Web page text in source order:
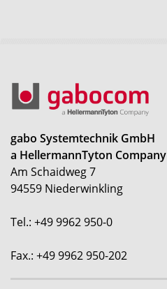
gabo Systemtechnik GmbH
a HellermannTyton Company
Am Schaidweg 7
94559 Niederwinkling
Tel.: +49 9962 950-0
Fax.: +49 9962 950-202